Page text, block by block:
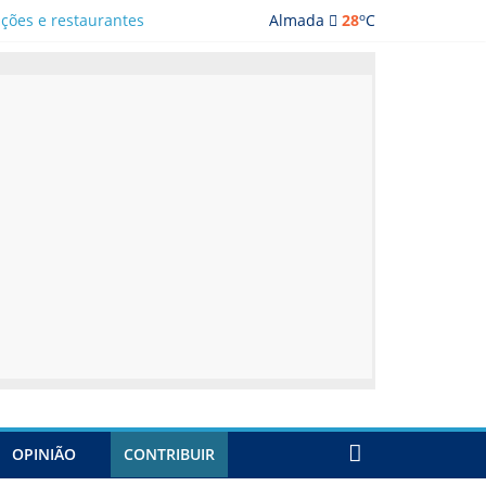
Almada 28oC
e restaurantes
OPINIÃO CONTRIBUIR